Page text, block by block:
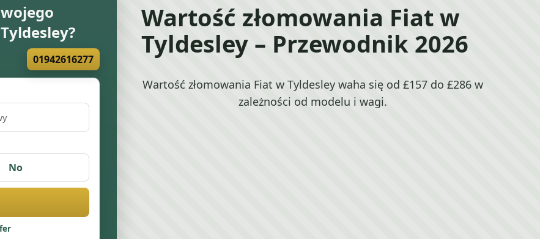
01942616277
No
Wartość złomowania Fiat w
Tyldesley – Przewodnik 2026
Wartość złomowania Fiat w Tyldesley waha się od £157 do £286 w
zależności od modelu i wagi.